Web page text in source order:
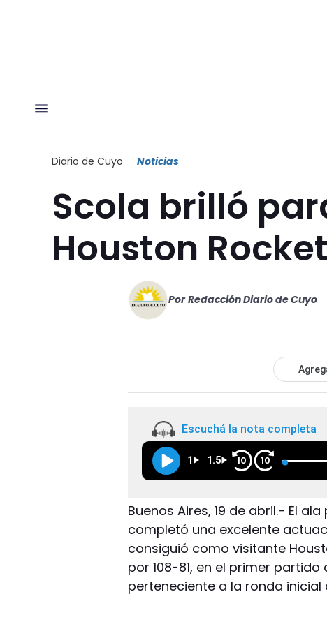
Diario de Cuyo Noticias
Scola brilló
Houston
Por Redacción Diario de Cuyo
Escuchá la nota completa
1 1.5 10 10
Buenos Aires, 19 de abril.- El
completó una excelente
consiguió como visitante
por 108-81, en el primer
perteneciente a la ronda inicial